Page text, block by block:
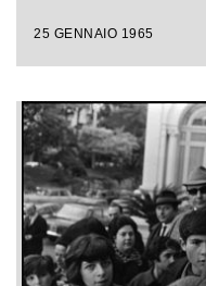
25 GENNAIO 1965